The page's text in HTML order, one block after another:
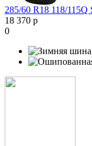
285/60 R18 118/115Q
18 370 р
0